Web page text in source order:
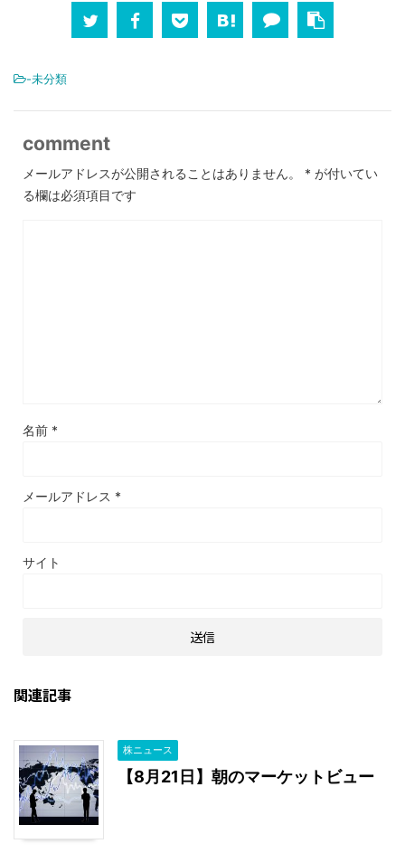
-未分類
comment
メールアドレスが公開されることはありません。 * が付いてい
る欄は必須項目です
名前 *
メールアドレス *
サイト
関連記事
株ニュース
【8月21日】朝のマーケットビュー